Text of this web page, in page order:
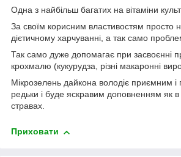
Одна з найбільш багатих на вітаміни
За своїм корисним властивостям просто
дієтичному харчуванні, а так само
Так само дуже допомагає при засвоєнні
крохмалю (кукурудза, різні макаронні
Мікрозелень дайкона володіє приємним і
редьки і буде яскравим доповненням як
стравах.
Приховати